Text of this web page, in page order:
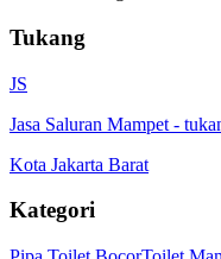
Tukang
JS
Jasa Saluran Mampet -
Kota Jakarta Barat
Kategori